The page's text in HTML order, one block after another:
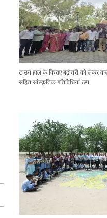
टाउन हाल के किराए बढ़ोतरी को लेकर
सहित सांस्कृतिक गतिविधियां ठप्प